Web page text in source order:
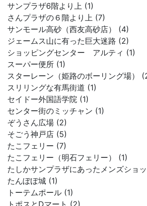
サンプラザ6階より上 (1)
さんプラザの６階より上 (7)
サンモール高砂（西友高砂店） (4)
ジェームス山に有った巨大迷路 (2)
ショッピングセンター アルティ (1)
スーパー便所 (1)
スターレーン（姫路のボーリング場）
スリリングな有馬街道 (1)
セイドー外国語学院 (1)
センター街のミッチャン (1)
ぞうさん広場 (2)
そごう神戸店 (5)
たこフェリー (7)
たこフェリー（明石フェリー） (1)
たしかサンプラザにあったメンズショ
たんぽぽ城 (1)
トーテムポール (1)
トポスとDマート (2)